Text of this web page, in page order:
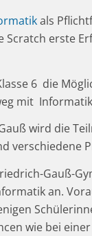
als
erste
6 die
mit
wird die
verschiedene
Gauß-
an.
wie bei